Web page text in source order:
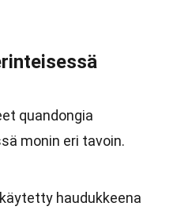
quandongia
monin eri tavoin.
haudukkeena